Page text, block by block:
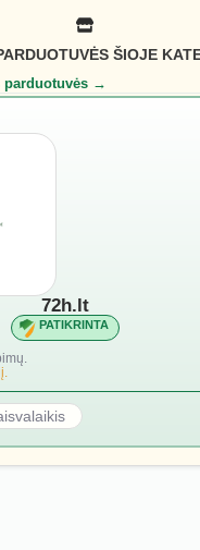
ŠIOJE
parduotuvės →
72h.lt
PATIKRINTA